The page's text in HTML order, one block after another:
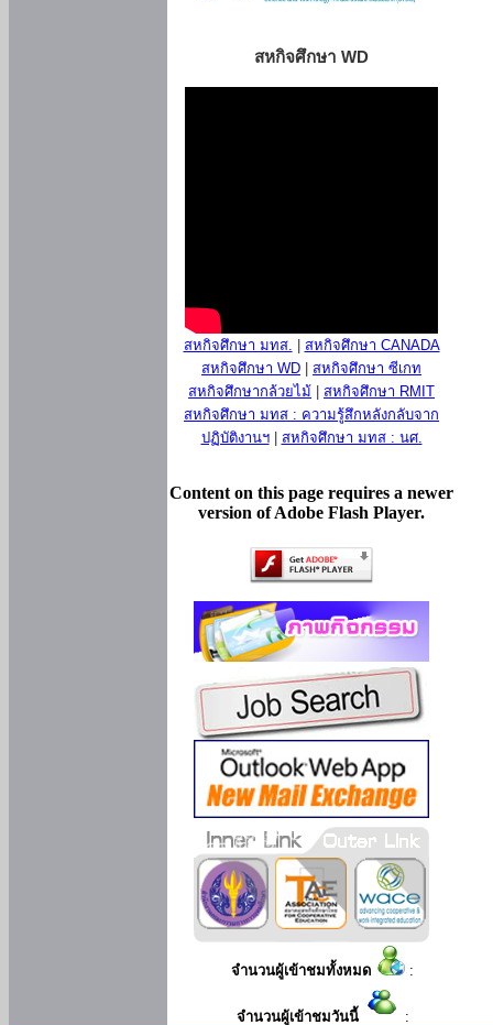
สหกิจศึกษา WD
สหกิจศึกษา มทส.
สหกิจศึกษา CANADA
สหกิจศึกษา WD
สหกิจศึกษา ซีเกท
สหกิจศึกษากล้วยไม้
สหกิจศึกษา RMIT
สหกิจศึกษา มทส : ความรู้สึกหลังกลับจาก
ปฏิบัติงานฯ| สหกิจศึกษา มทส : นศ.
Content on this page requires a newer
version of Adobe Flash Player.
จำนวนผู้เข้าชมทั้งหมด :
จำนวนผู้เข้าชมวันนี้ :